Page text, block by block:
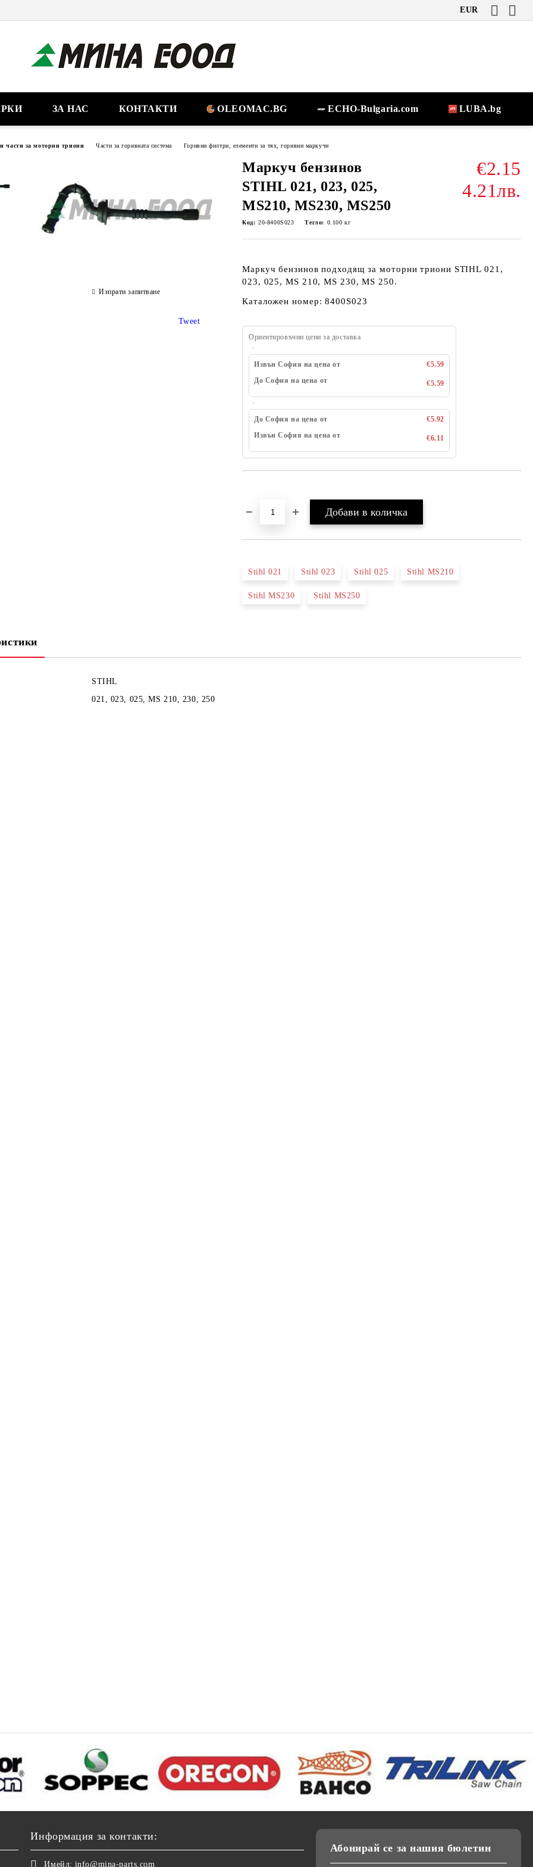
EUR
ЗА НАС КОНТАКТИ OLEOMAC.BG ECHO-Bulgaria.com LUBA.bg
части за моторни триони Части за горивната система Горивни филтри, елементи за тях, горивни маркучи
Маркуч бензинов
STIHL 021, 023, 025,
MS210, MS230, MS250
€2.15
4.21лв.
Код: 20-8400S023 Тегло: 0.100 кг
Маркуч бензинов подходящ за моторни триони STIHL 021,
023, 025, MS 210, MS 230, MS 250.
Каталожен номер: 8400S023
Ориентировъчни цени за доставка
Извън София на цена от
€5.59
До София на цена от
€5.59
До София на цена от
€5.92
Извън София на цена от
€6.11
Stihl 021 Stihl 023 Stihl 025 Stihl MS210
Stihl MS230 Stihl MS250
Изпрати запитване
Tweet
STIHL
021, 023, 025, MS 210, 230, 250
Информация за контакти:
Имейл: info@mina-parts.com
Абонирай се за нашия бюлетин